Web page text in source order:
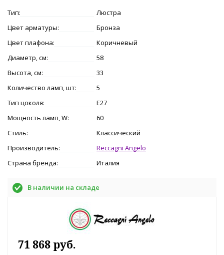
Тип:
Люстра
Цвет арматуры:
Бронза
Цвет плафона:
Коричневый
Диаметр, см:
58
Высота, см:
33
Количество ламп, шт:
5
Тип цоколя:
E27
Мощность ламп, W:
60
Стиль:
Классический
Производитель:
Reccagni Angelo
Страна бренда:
Италия
В наличии на складе
71 868 руб.